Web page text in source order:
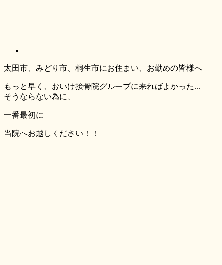
太田市、みどり市、桐生市にお住まい、お勤めの皆様へ
もっと早く、おいけ接骨院グループに来ればよかった...
そうならない為に、
一番最初に
当院へお越しください！！